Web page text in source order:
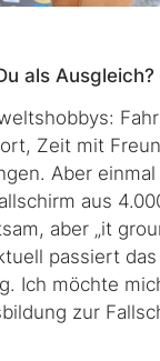
als Ausgleich?
Zeit mit
Aber
aus
aber „it
passiert
Ich möchte
zur